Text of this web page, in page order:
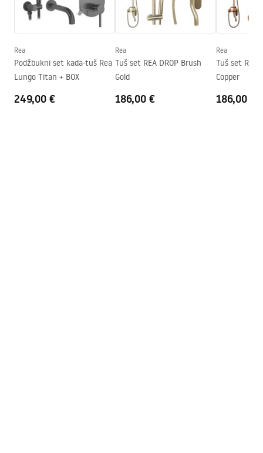
Seria
Primo
Na tuš kadi ili podu
Smjer kabine
Lijevo ili desno
Jamstvo
Premaz Easy Clean
Ne
Upute za montažu
Kabina Primo Slide.pdf
Rea
Podžbukni set kada-tuš Rea
Lungo Titan + BOX
249,00 €
Rea
Tuš set REA DROP Brush
Gold
186,00 €
Rea
Tuš set REA
Copper
186,00 €